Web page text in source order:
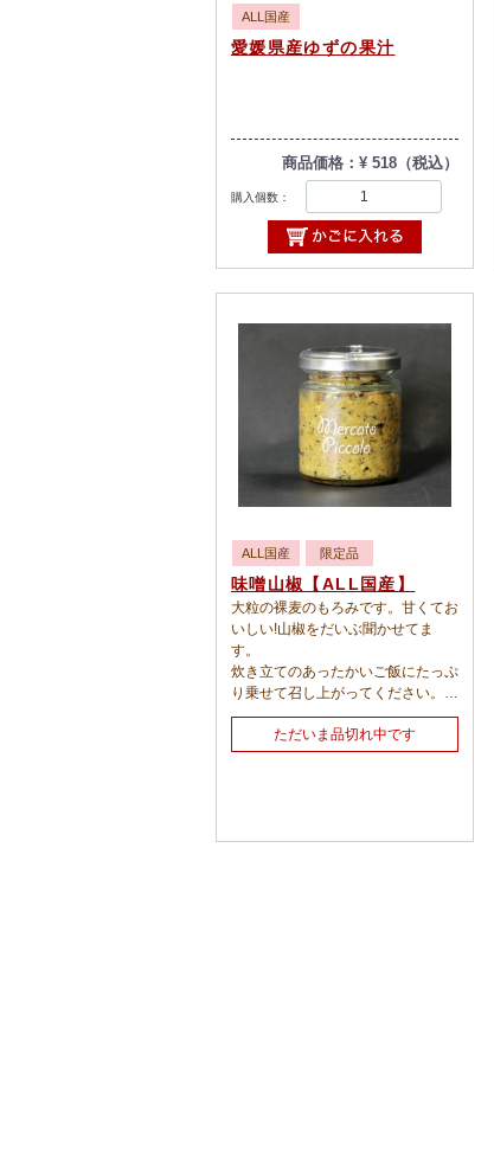
ALL国産
愛媛県産ゆずの果汁
商品価格：¥ 518（税込）
購入個数：
ALL国産 限定品
味噌山椒【ALL国産】
大粒の裸麦のもろみです。甘くてお
いしい!山椒をだいぶ聞かせてま
す。
炊き立てのあったかいご飯にたっぷ
り乗せて召し上がってください。酒
の肴にもオススメです。【時期によ
り、味噌の色がだいぶ変わりま
す。】
ただいま品切れ中です